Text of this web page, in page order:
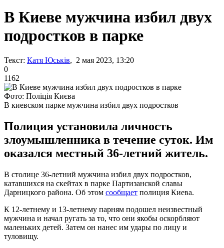
В Киеве мужчина избил двух
подростков в парке
Текст: Катя Юськів, 2 мая 2023, 13:20
0
1162
Фото: Поліція Києва
В киевском парке мужчина избил двух подростков
Полиция установила личность
злоумышленника в течение суток. Им
оказался местный 36-летний житель.
В столице 36-летний мужчина избил двух подростков,
катавшихся на скейтах в парке Партизанской славы
Дарницкого района. Об этом сообщает полиция Киева.
К 12-летнему и 13-летнему парням подошел неизвестный
мужчина и начал ругать за то, что они якобы оскорбляют
маленьких детей. Затем он нанес им удары по лицу и
туловищу.